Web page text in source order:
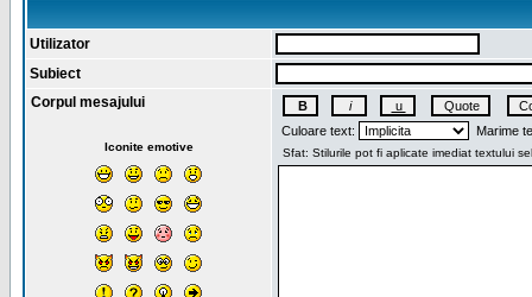
Utilizator
Subiect
Corpul mesajului
Iconite emotive
Culoare text: Marime